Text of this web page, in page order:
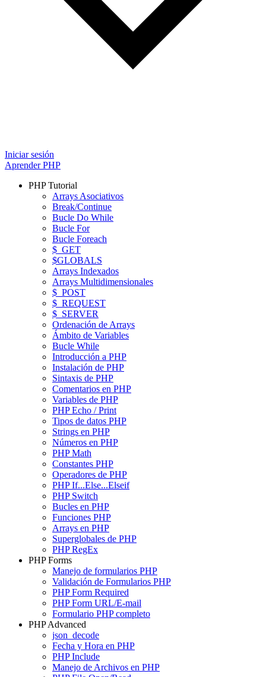
Iniciar sesión
Aprender PHP
PHP Tutorial
Arrays Asociativos
Break/Continue
Bucle Do While
Bucle For
Bucle Foreach
$_GET
$GLOBALS
Arrays Indexados
Arrays Multidimensionales
$_POST
$_REQUEST
$_SERVER
Ordenación de Arrays
Ámbito de Variables
Bucle While
Introducción a PHP
Instalación de PHP
Sintaxis de PHP
Comentarios en PHP
Variables de PHP
PHP Echo / Print
Tipos de datos PHP
Strings en PHP
Números en PHP
PHP Math
Constantes PHP
Operadores de PHP
PHP If...Else...Elseif
PHP Switch
Bucles en PHP
Funciones PHP
Arrays en PHP
Superglobales de PHP
PHP RegEx
PHP Forms
Manejo de formularios PHP
Validación de Formularios PHP
PHP Form Required
PHP Form URL/E-mail
Formulario PHP completo
PHP Advanced
json_decode
Fecha y Hora en PHP
PHP Include
Manejo de Archivos en PHP